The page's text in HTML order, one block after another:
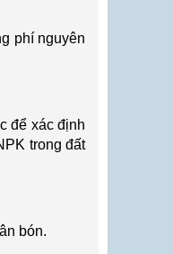
phí nguyên
để xác định
trong đất
ân bón.